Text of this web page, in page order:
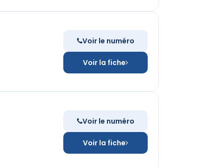
Voir le numéro
Voir la fiche
Voir le numéro
Voir la fiche